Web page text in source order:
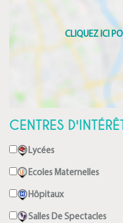
CENTRES
Lycées
Ecoles Maternelles
Hôpitaux
Salles De Spectacles